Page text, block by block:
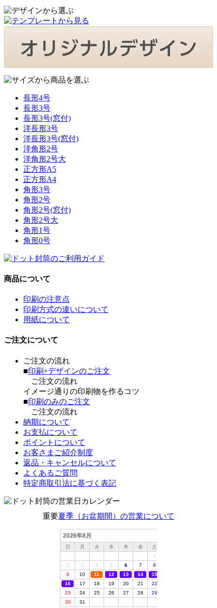
長形4号
長形3号
長形3号(窓付)
洋長形3号
洋長形3号(窓付)
洋角形2号
洋角形2号大
正方形A5
正方形A4
角形3号
角形2号
角形2号(窓付)
角形2号大
角形1号
角形0号
商品について
印刷の注意点
印刷方式の違いについて
用紙について
ご注文について
ご注文の流れ
■印刷+デザインのご注文
ご注文の流れ
イメージ通りの印刷物を作るコツ
■印刷のみのご注文
ご注文の流れ
納期について
お支払について
ポイントについて
お客さまご紹介制度
返品・キャンセルについて
よくあるご質問
特定商取引法に基づく表記
重要夏季（お盆期間）の営業について